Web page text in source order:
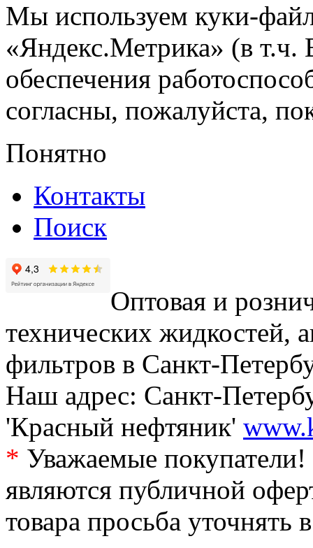
Мы используем куки-
«Яндекс.Метрика» (в т.ч.
обеспечения
согласны, пожалуйста,
Понятно
Контакты
Поиск
Оптовая и
технических жидкостей,
фильтров в Санкт-
Наш адрес: Санкт-
'Красный нефтяник'
* Уважаемые
являются публичной
товара просьба уточнять